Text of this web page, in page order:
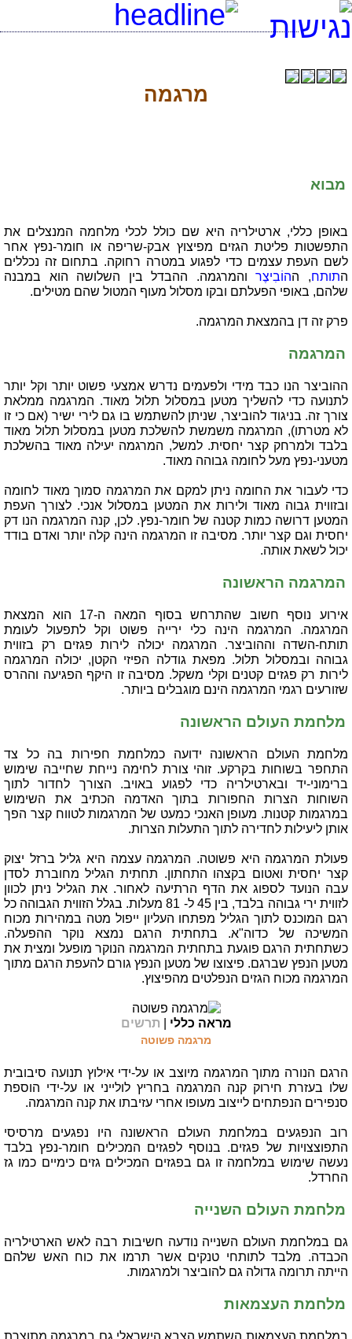
מרגמה
מבוא
באופן כללי, ארטילריה היא שם כולל לכלי מלחמה המנצלים את
התפשטות פליטת הגזים מפיצוץ אבק-שריפה או חומר-נפץ אחר
לשם העפת עצמים כדי לפגוע במטרה רחוקה. בתחום זה נכללים
התותח, ההוֹבִיצֶרוהמרגמה. ההבדל בין השלושה הוא במבנה
שלהם, באופי הפעלתם ובקו מסלול מעוף המטול שהם מטילים.
פרק זה דן בהמצאת המרגמה.
המרגמה
ההוביצר הנו כבד מידי ולפעמים נדרש אמצעי פשוט יותר וקל יותר
לתנועה כדי להשליך מטען במסלול תלול מאוד. המרגמה ממלאת
צורך זה. בניגוד להוביצר, שניתן להשתמש בו גם לירי ישיר (אם כי זו
לא מטרתו), המרגמה משמשת להשלכת מטען במסלול תלול מאוד
בלבד ולמרחק קצר יחסית. למשל, המרגמה יעילה מאוד בהשלכת
מטעני-נפץ מעל לחומה גבוהה מאוד.
כדי לעבור את החומה ניתן למקם את המרגמה סמוך מאוד לחומה
ובזווית גבוה מאוד ולירות את המטען במסלול אנכי. לצורך העפת
המטען דרושה כמות קטנה של חומר-נפץ. לכן, קנה המרגמה הנו דק
יחסית וגם קצר יותר. מסיבה זו המרגמה הינה קלה יותר ואדם בודד
יכול לשאת אותה.
המרגמה הראשונה
אירוע נוסף חשוב שהתרחש בסוף המאה ה-17 הוא המצאת
המרגמה. המרגמה הינה כלי ירייה פשוט וקל לתפעול לעומת
תותח-השדה וההוביצר. המרגמה יכולה לירות פגזים רק בזווית
גבוהה ובמסלול תלול. מפאת גודלה הפיזי הקטן, יכולה המרגמה
לירות רק פגזים קטנים וקלי משקל. מסיבה זו היקף הפגיעה וההרס
שזורעים רגמי המרגמה הינם מוגבלים ביותר.
מלחמת העולם הראשונה
מלחמת העולם הראשונה ידועה כמלחמת חפירות בה כל צד
התחפר בשוחות בקרקע. זוהי צורת לחימה נייחת שחייבה שימוש
ברימוני-יד ובארטילריה כדי לפגוע באויב. הצורך לחדור לתוך
השוחות הצרות החפורות בתוך האדמה הכתיב את השימוש
במרגמות קטנות. מעופן האנכי כמעט של המרגמות לטווח קצר הפך
אותן ליעילות לחדירה לתוך התעלות הצרות.
פעולת המרגמה היא פשוטה. המרגמה עצמה היא גליל ברזל יצוק
קצר יחסית ואטום בקצהו התחתון. תחתית הגליל מחוברת לסדן
עבה הנועד לספוג את הדף הרתיעה לאחור. את הגליל ניתן לכוון
לזווית ירי גבוהה בלבד, בין 45 ל- 81 מעלות. בגלל הזווית הגבוהה כל
רגם המוכנס לתוך הגליל מפתחו העליון ייפול מטה במהירות מכוח
המשיכה של כדוה"א. בתחתית הרגם נמצא נוקר ההפעלה.
כשתחתית הרגם פוגעת בתחתית המרגמה הנוקר מופעל ומצית את
מטען הנפץ שברגם. פיצוצו של מטען הנפץ גורם להעפת הרגם מתוך
המרגמה מכוח הגזים הנפלטים מהפיצוץ.
מראה כללי תרשים
מרגמה פשוטה
הרגם הנורה מתוך המרגמה מיוצב או על-ידי אילוץ תנועה סיבובית
שלו בעזרת חירוק קנה המרגמה בחריץ לולייני או על-ידי הוספת
סנפירים הנפתחים לייצוב מעופו אחרי עזיבתו את קנה המרגמה.
רוב הנפגעים במלחמת העולם הראשונה היו נפגעים מרסיסי
התפוצצויות של פגזים. בנוסף לפגזים המכילים חומר-נפץ בלבד
נעשה שימוש במלחמה זו גם בפגזים המכילים גזים כימיים כמו גז
החרדל.
מלחמת העולם השנייה
גם במלחמת העולם השנייה נודעה חשיבות רבה לאש הארטילריה
הכבדה. מלבד לתותחי טנקים אשר תרמו את כוח האש שלהם
הייתה תרומה גדולה גם להוביצר ולמרגמות.
מלחמת העצמאות
במלחמת העצמאות השתמש הצבא הישראלי גם במרגמה מתוצרת